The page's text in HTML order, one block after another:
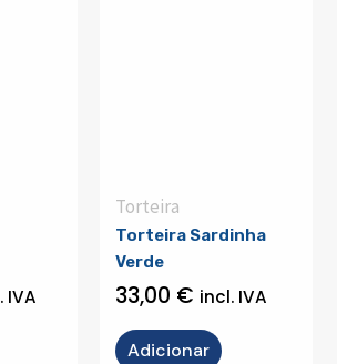
IVA
Torteira
Torteira Sardinha
Verde
33,00 € incl. IVA
Adicionar